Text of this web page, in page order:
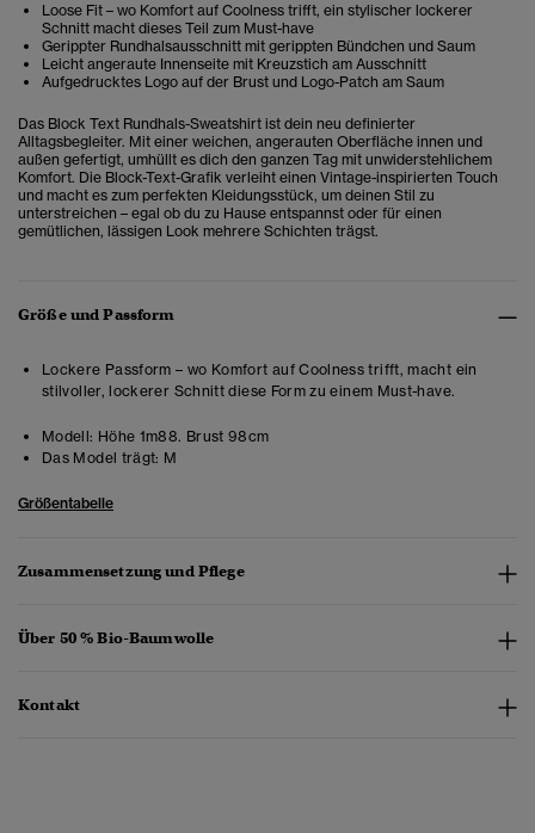
Loose Fit – wo Komfort auf Coolness trifft, ein stylischer lockerer
Schnitt macht dieses Teil zum Must-have
Gerippter Rundhalsausschnitt mit gerippten Bündchen und Saum
Leicht angeraute Innenseite mit Kreuzstich am Ausschnitt
Aufgedrucktes Logo auf der Brust und Logo-Patch am Saum
Das Block Text Rundhals-Sweatshirt ist dein neu definierter
Alltagsbegleiter. Mit einer weichen, angerauten Oberfläche innen und
außen gefertigt, umhüllt es dich den ganzen Tag mit unwiderstehlichem
Komfort. Die Block-Text-Grafik verleiht einen Vintage-inspirierten Touch
und macht es zum perfekten Kleidungsstück, um deinen Stil zu
unterstreichen – egal ob du zu Hause entspannst oder für einen
gemütlichen, lässigen Look mehrere Schichten trägst.
Größe und Passform
Lockere Passform – wo Komfort auf Coolness trifft, macht ein
stilvoller, lockerer Schnitt diese Form zu einem Must-have.
Modell: Höhe 1m88. Brust 98cm
Das Model trägt: M
Größentabelle
Zusammensetzung und Pflege
Über 50 % Bio-Baumwolle
Kontakt